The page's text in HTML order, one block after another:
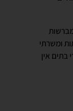
ומשרתי
מתמשכות, מעברי בתים אין